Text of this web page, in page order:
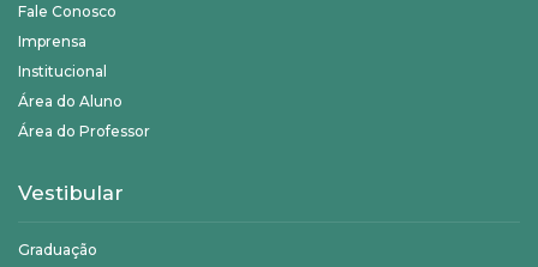
Fale Conosco
Imprensa
Institucional
Área do Aluno
Área do Professor
Vestibular
Graduação